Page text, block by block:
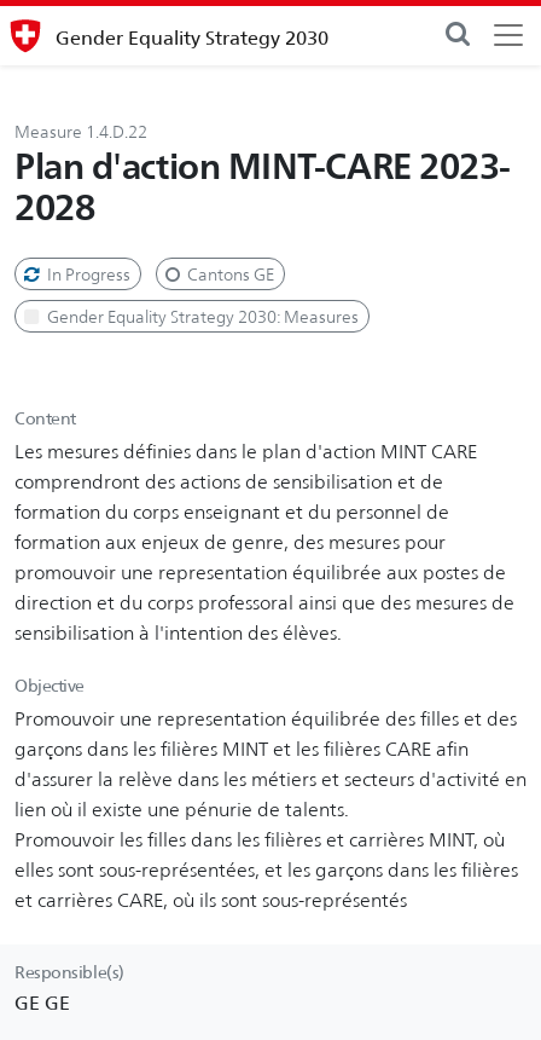
Gender Equality Strategy 2030
Measure 1.4.D.22
Plan d'action MINT-CARE 2023-
2028
In Progress Cantons GE
Gender Equality Strategy 2030: Measures
Content
Les mesures définies dans le plan d'action MINT CARE
comprendront des actions de sensibilisation et de
formation du corps enseignant et du personnel de
formation aux enjeux de genre, des mesures pour
promouvoir une representation équilibrée aux postes de
direction et du corps professoral ainsi que des mesures de
sensibilisation à l'intention des élèves.
Objective
Promouvoir une representation équilibrée des filles et des
garçons dans les filières MINT et les filières CARE afin
d'assurer la relève dans les métiers et secteurs d'activité en
lien où il existe une pénurie de talents.
Promouvoir les filles dans les filières et carrières MINT, où
elles sont sous-représentées, et les garçons dans les filières
et carrières CARE, où ils sont sous-représentés
Responsible(s)
GE GE